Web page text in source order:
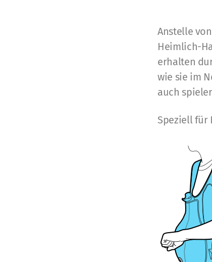
Anstelle
Heimlich-
erhalten
wie sie im
auch
Speziell für